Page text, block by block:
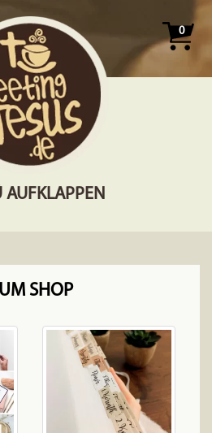
0
AUFKLAPPEN
SHOP